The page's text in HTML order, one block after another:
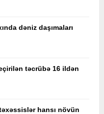
dəniz daşımaları
təcrübə 16 ildən
hansı növün